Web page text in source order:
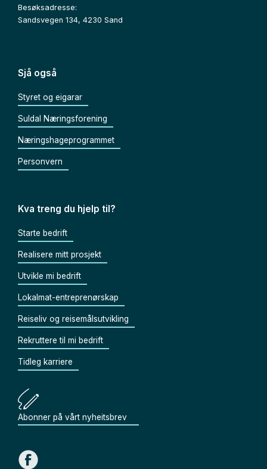
Besøksadresse:
Sandsvegen 134, 4230 Sand
Sjå også
Styret og eigarar
Suldal Næringsforening
Næringshageprogrammet
Personvern
Kva treng du hjelp til?
Starte bedrift
Realisere mitt prosjekt
Utvikle mi bedrift
Lokalmat-entreprenørskap
Reiseliv og reisemålsutvikling
Rekruttere til mi bedrift
Tidleg karriere
Abonner på vårt nyheitsbrev